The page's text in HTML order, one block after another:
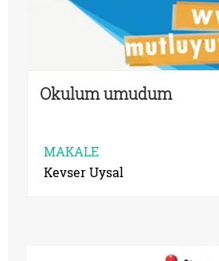
Okulum umudum
MAKALE
Kevser Uysal